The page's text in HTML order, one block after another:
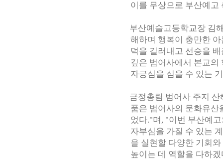
이를 무상으로 부산예
부산예술고등학교장 김해
해하며 행복이 충만한
덕을 길러내고 선승을
깊은 범어사에서 본교
자긍심을 심을 수 있는
금정총림 범어사 주지 산
품은 범어사의 문화유산
었다."며, "이번 부산예
자부심을 가질 수 있는
을 실현할 다양한 기회
높이는 데 역할을 다하